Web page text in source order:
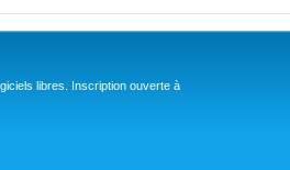
libres. Inscription ouverte à